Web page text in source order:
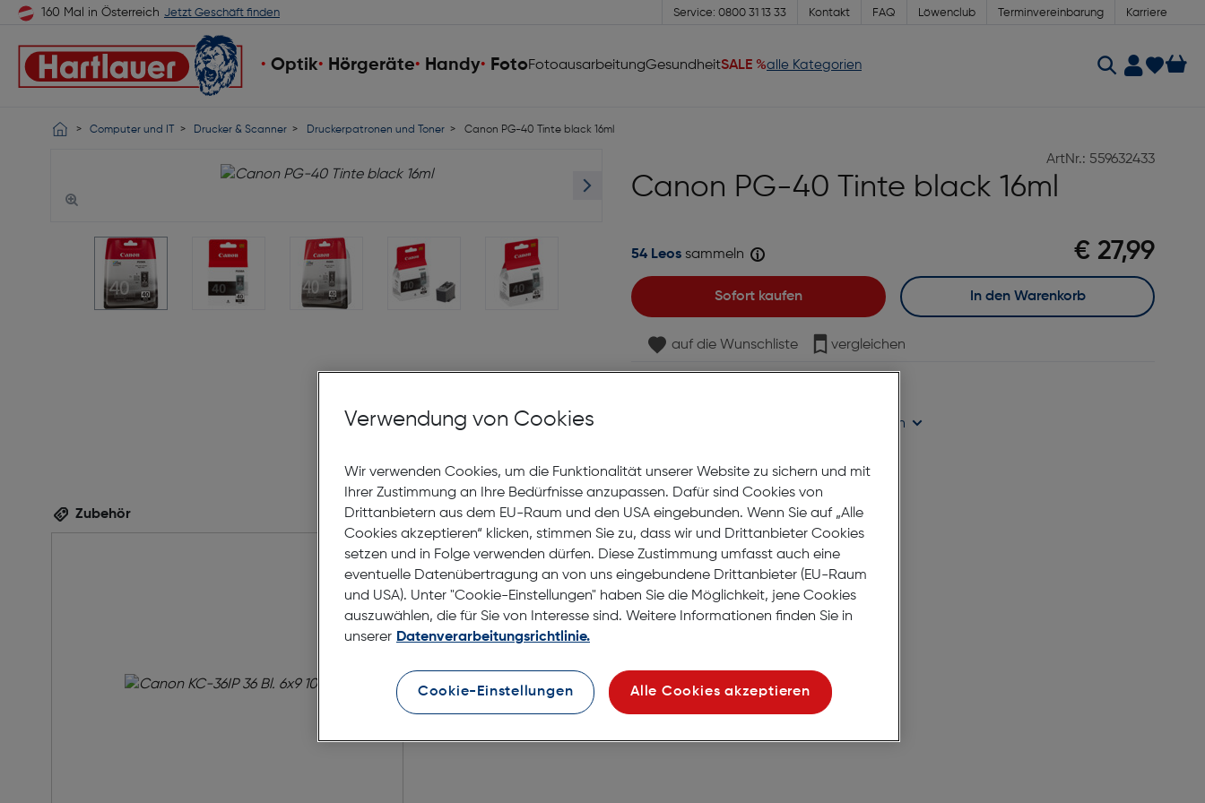
160 Mal in Österreich Jetzt Geschäft finden Service: 0800 31 13 33 Kontakt FAQ Löwenclub Terminvereinbarung Karriere
Optik Hörgeräte Handy FotoFotoausarbeitungGesundheitSALE %alle Kategorien
Computer und IT Drucker & Scanner Druckerpatronen und Toner Canon PG-40 Tinte black 16ml
ArtNr.: 559632433
Canon PG-40 Tinte black 16ml
€ 27,99
54 Leos sammeln
Sofort kaufen In den Warenkorb
auf die Wunschliste vergleichen
Verfügbarkeit prüfen
Zubehör
Verwendung von Cookies
Wir verwenden Cookies, um die Funktionalität unserer Website zu sichern und mit
Ihrer Zustimmung an Ihre Bedürfnisse anzupassen. Dafür sind Cookies von
Drittanbietern aus dem EU-Raum und den USA eingebunden. Wenn Sie auf „Alle
Cookies akzeptieren“ klicken, stimmen Sie zu, dass wir und Drittanbieter Cookies
setzen und in Folge verwenden dürfen. Diese Zustimmung umfasst auch eine
eventuelle Datenübertragung an von uns eingebundene Drittanbieter (EU-Raum
und USA). Unter "Cookie-Einstellungen" haben Sie die Möglichkeit, jene Cookies
auszuwählen, die für Sie von Interesse sind. Weitere Informationen finden Sie in
unserer Datenverarbeitungsrichtlinie.
Cookie-Einstellungen Alle Cookies akzeptieren